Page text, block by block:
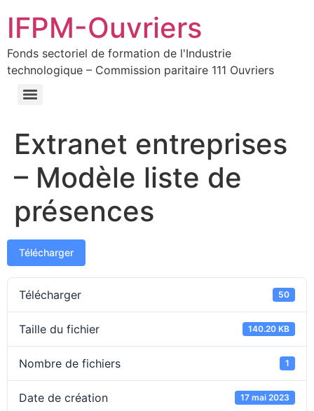
IFPM-Ouvriers
Fonds sectoriel de formation de l'Industrie
technologique – Commission paritaire 111 Ouvriers
Extranet entreprises
– Modèle liste de
présences
Télécharger
Télécharger 50
Taille du fichier 140.20 KB
Nombre de fichiers 1
Date de création 17 mai 2023